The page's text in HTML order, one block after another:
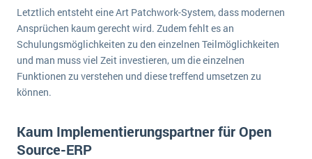
Letztlich entsteht eine Art Patchwork-System, dass modernen
Ansprüchen kaum gerecht wird. Zudem fehlt es an
Schulungsmöglichkeiten zu den einzelnen Teilmöglichkeiten
und man muss viel Zeit investieren, um die einzelnen
Funktionen zu verstehen und diese treffend umsetzen zu
können.
Kaum Implementierungspartner für Open
Source-ERP